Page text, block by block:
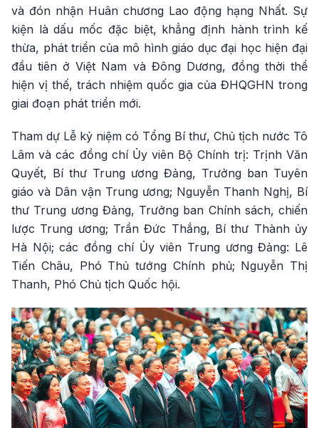
và đón nhận Huân chương Lao động hạng Nhất. Sự
kiện là dấu mốc đặc biệt, khẳng định hành trình kế
thừa, phát triển của mô hình giáo dục đại học hiện đại
đầu tiên ở Việt Nam và Đông Dương, đồng thời thể
hiện vị thế, trách nhiệm quốc gia của ĐHQGHN trong
giai đoạn phát triển mới.
Tham dự Lễ kỷ niệm có Tổng Bí thư, Chủ tịch nước Tô
Lâm và các đồng chí Ủy viên Bộ Chính trị: Trịnh Văn
Quyết, Bí thư Trung ương Đảng, Trưởng ban Tuyên
giáo và Dân vận Trung ương; Nguyễn Thanh Nghị, Bí
thư Trung ương Đảng, Trưởng ban Chính sách, chiến
lược Trung ương; Trần Đức Thắng, Bí thư Thành ủy
Hà Nội; các đồng chí Ủy viên Trung ương Đảng: Lê
Tiến Châu, Phó Thủ tướng Chính phủ; Nguyễn Thị
Thanh, Phó Chủ tịch Quốc hội.